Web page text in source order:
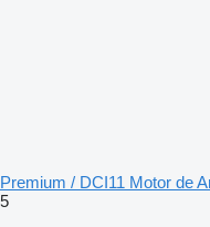
Premium / DCI11 Motor de
5